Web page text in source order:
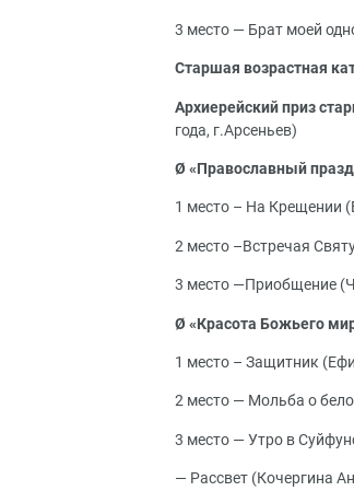
3 место — Брат моей
Старшая возрастная
Архиерейский приз
года, г.Арсеньев)
Ø «Православный
1 место – На Крещении
2 место –Встречая
3 место —Приобщение
Ø «Красота Божьего
1 место – Защитник
2 место — Мольба о
3 место — Утро в
— Рассвет (Кочергина